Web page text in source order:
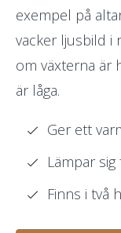
exempel på
vacker ljusbild i
om växterna är
är låga.
Ger ett
Lämpar
Finns i två